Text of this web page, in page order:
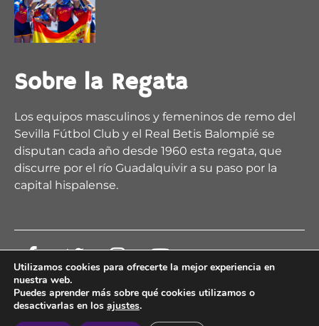
1 2 X
Sobre la Regata
Los equipos masculinos y femeninos de remo del
Sevilla Fútbol Club y el Real Betis Balompié se
disputan cada año desde 1960 esta regata, que
discurre por el río Guadalquivir a su paso por la
capital hispalense.
© 2026 Regata Sevilla Betis
Aviso Legal|Política de Privacidad|Política de Cookies
Utilizamos cookies para ofrecerte la mejor experiencia en
nuestra web.
Puedes aprender más sobre qué cookies utilizamos o
desactivarlas en los ajustes.